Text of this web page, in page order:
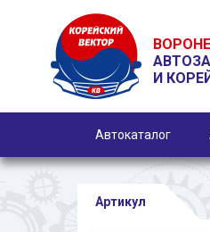
И
Автокаталог
Артикул